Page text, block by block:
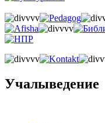
Учалыведение